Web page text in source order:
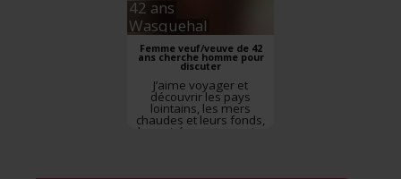
42 ans
Wasquehal
Femme veuf/veuve de 42
ans cherche homme pour
discuter
J’aime voyager et
découvrir les pays
lointains, les mers
chaudes et leurs fonds,
les soirées entre amis,